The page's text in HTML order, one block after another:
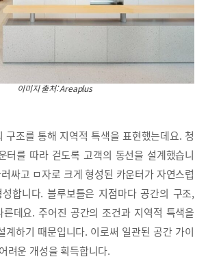
이미지 출처: Areaplus
구조를 통해 지역적 특색을 표현했는데요. 청
터를 따라 걷도록 고객의 동선을 설계했습니
싸고 ㅁ자로 크게 형성된 카운터가 자연스럽
합니다. 블루보틀은 지점마다 공간의 구조,
데요. 주어진 공간의 조건과 지역적 특색을
계하기 때문입니다. 이로써 일관된 공간 가이
려운 개성을 획득합니다.